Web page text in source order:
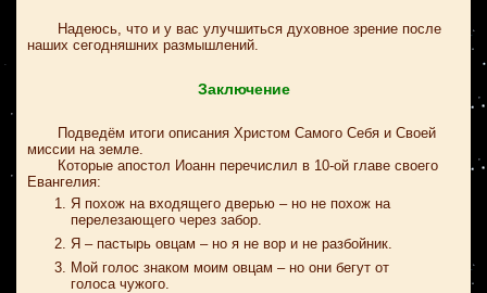
Надеюсь, что и у вас улучшиться духовное зрение после
наших сегодняшних размышлений.
Заключение
Подведём итоги описания Христом Самого Себя и Своей
миссии на земле.
Которые апостол Иоанн перечислил в 10-ой главе своего
Евангелия:
Я похож на входящего дверью – но не похож на
перелезающего через забор.
Я – пастырь овцам – но я не вор и не разбойник.
Мой голос знаком моим овцам – но они бегут от
голоса чужого.